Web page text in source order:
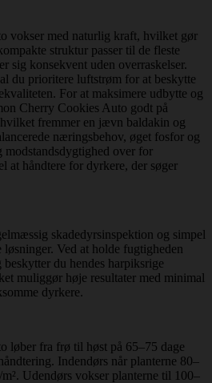
vokser med naturlig kraft, hvilket gør
struktur passer til de fleste
sig konsekvent uden overraskelser.
du prioritere luftstrøm for at beskytte
For at maksimere udbytte og
Cherry Cookies Auto godt på
fremmer en jævn baldakin og
næringsbehov, øget fosfor og
over for
at håndtere for dyrkere, der søger
skadedyrsinspektion og simpel
Ved at holde fugtigheden
du hendes harpiksrige
muliggør høje resultater med minimal
dyrkere.
løber fra frø til høst på 65–75 dage
Indendørs når planterne 80–
Udendørs vokser planterne til 100–